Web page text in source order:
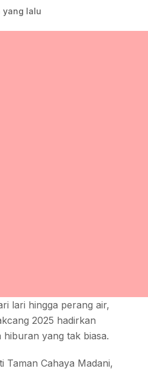
yang lalu
lari hingga perang air,
2025 hadirkan
yang tak biasa.
Taman Cahaya Madani,